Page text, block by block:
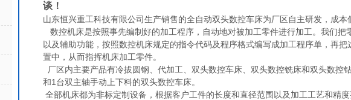
谈！
山东恒兴重工科技有限公司生产销售的全自动双头数控车床为厂区自主研发，成
数控机床是按照事先编制好的加工程序，自动地对被加工零件进行加工。我们
以及辅助功能，按照数控机床规定的指令代码及程序格式编写成加工程序单，再
置中，从而指挥机床加工零件。
厂区内主要产品有冷拔圆钢、代加工、双头数控车床、双头数控铣床和双头数控
和1 台双主轴手动上下料的双头数控车床。
全部机床都为非标定制设备，根据客户工件的长度和直径范围以及加工工艺和精